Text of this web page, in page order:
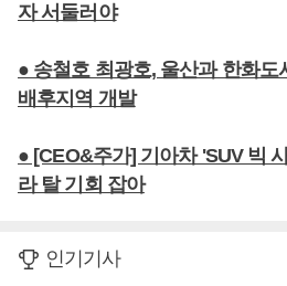
자 서둘러야
● 송철호 최광호, 울산과 한화도
배후지역 개발
● [CEO&주가] 기아차 'SUV 빅
라 탈 기회 잡아
인기기사